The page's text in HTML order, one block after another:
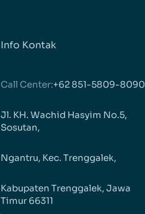
Info Kontak
Call Center:+62 851-5809-8090
Jl. KH. Wachid Hasyim No.5,
Sosutan,
Ngantru, Kec. Trenggalek,
Kabupaten Trenggalek, Jawa
Timur 66311